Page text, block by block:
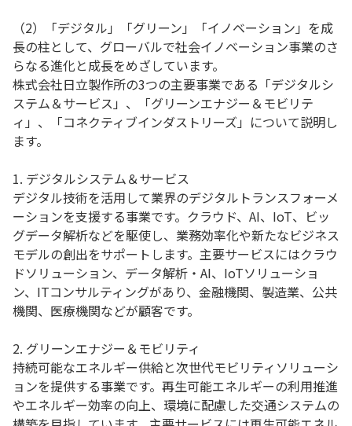
（2）「デジタル」「グリーン」「イノベーション」を成
長の柱として、グローバルで社会イノベーション事業のさ
らなる進化と成長をめざしています。
株式会社日立製作所の3つの主要事業である「デジタルシ
ステム＆サービス」、「グリーンエナジー＆モビリテ
ィ」、「コネクティブインダストリーズ」について説明し
ます。
1. デジタルシステム＆サービス
デジタル技術を活用して業界のデジタルトランスフォーメ
ーションを支援する事業です。クラウド、AI、IoT、ビッ
グデータ解析などを駆使し、業務効率化や新たなビジネス
モデルの創出をサポートします。主要サービスにはクラウ
ドソリューション、データ解析・AI、IoTソリューショ
ン、ITコンサルティングがあり、金融機関、製造業、公共
機関、医療機関などが顧客です。
2. グリーンエナジー＆モビリティ
持続可能なエネルギー供給と次世代モビリティソリューシ
ョンを提供する事業です。再生可能エネルギーの利用推進
やエネルギー効率の向上、環境に配慮した交通システムの